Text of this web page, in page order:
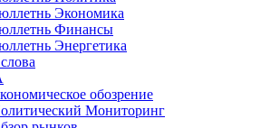
Экономика
Финансы
Энергетика
обозрение
Мониторинг